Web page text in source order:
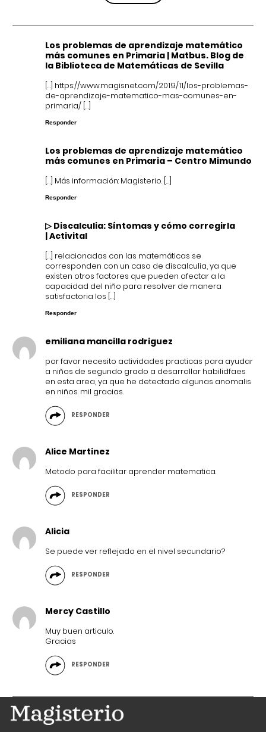
Los problemas de aprendizaje matemático
más comunes en Primaria | Matbus. Blog de
la Biblioteca de Matemáticas de Sevilla
[…] https://www.magisnet.com/2019/11/los-problemas-
de-aprendizaje-matematico-mas-comunes-en-
primaria/ […]
Responder
Los problemas de aprendizaje matemático
más comunes en Primaria – Centro Mimundo
[…] Más información: Magisterio. […]
Responder
▷ Discalculia: Síntomas y cómo corregirla
| Activital
[…] relacionadas con las matemáticas se
corresponden con un caso de discalculia, ya que
existen otros factores que pueden afectar a la
capacidad del niño para resolver de manera
satisfactoria los […]
Responder
emiliana mancilla rodriguez
por favor necesito actividades practicas para ayudar
a niños de segundo grado a desarrollar habilidfaes
en esta area, ya que he detectado algunas anomalis
en niños. mil gracias.
RESPONDER
Alice Martinez
Metodo para facilitar aprender matematica.
RESPONDER
Alicia
Se puede ver reflejado en el nivel secundario?
RESPONDER
Mercy Castillo
Muy buen articulo.
Gracias
RESPONDER